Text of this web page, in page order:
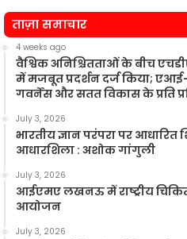
ताज़ा समाचार
4 weeks ago
वैश्विक अनिश्चितताओं के बीच
में मजबूत प्रदर्शन दर्ज किया;
गवर्नेंस और सतत विकास के प्रति
July 3, 2026
भारतीय ज्ञान परंपरा पर आधारित
आधारशिला : अशोक गांगुली
July 3, 2026
आईएमए लखनऊ में राष्ट्रीय
आयोजन
July 3, 2026